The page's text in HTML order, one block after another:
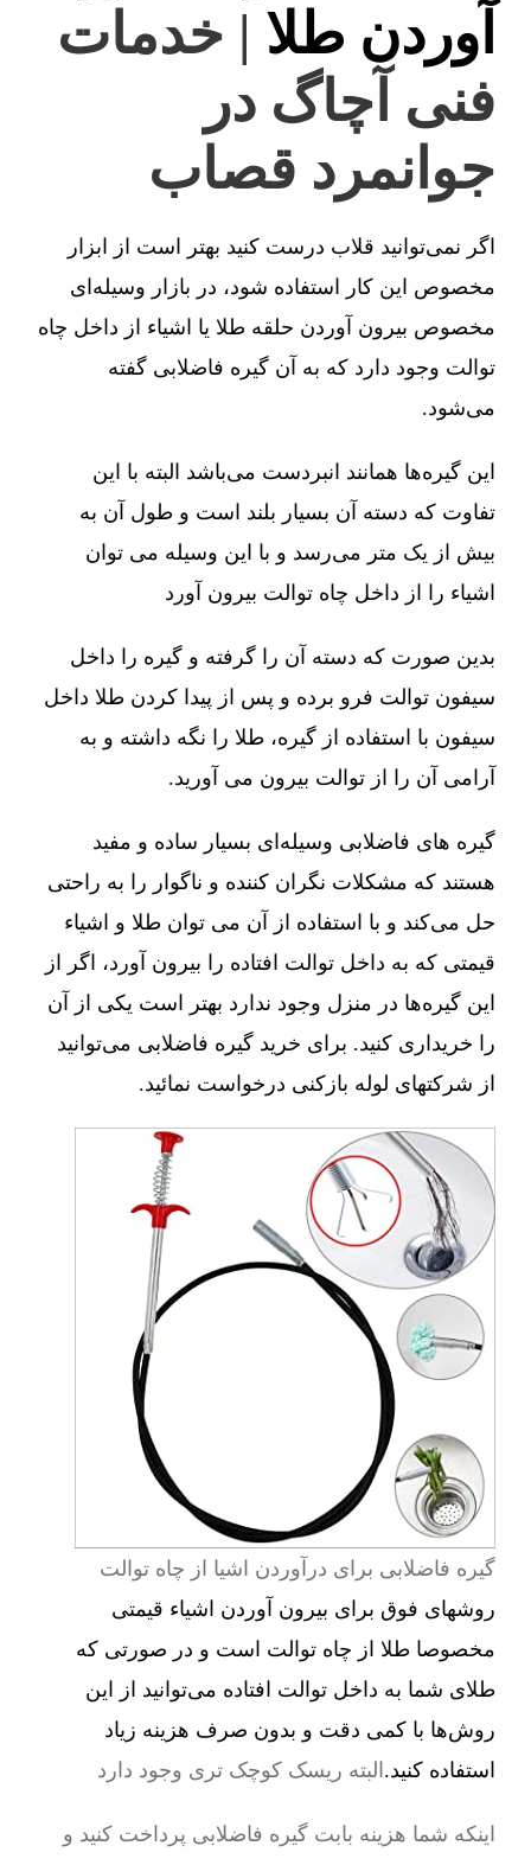
آوردن طلا | خدمات
فنی آچاگ در
جوانمرد قصاب
اگر نمی‌توانید قلاب درست کنید بهتر است از ابزار
مخصوص این کار استفاده شود، در بازار وسیله‌ای
مخصوص بیرون آوردن حلقه طلا یا اشیاء از داخل چاه
توالت وجود دارد که به آن گیره فاضلابی گفته
می‌شود.
این گیره‌ها همانند انبردست می‌باشد البته با این
تفاوت که دسته آن بسیار بلند است و طول آن به
بیش از یک متر می‌رسد و با این وسیله می توان
اشیاء را از داخل چاه توالت بیرون آورد
بدین صورت که دسته آن را گرفته و گیره را داخل
سیفون توالت فرو برده و پس از پیدا کردن طلا داخل
سیفون با استفاده از گیره، طلا را نگه داشته و به
آرامی آن را از توالت بیرون می آورید.
گیره های فاضلابی وسیله‌ای بسیار ساده و مفید
هستند که مشکلات نگران کننده و ناگوار را به راحتی
حل می‌کند و با استفاده از آن می توان طلا و اشیاء
قیمتی که به داخل توالت افتاده را بیرون آورد، اگر از
این گیره‌ها در منزل وجود ندارد بهتر است یکی از آن
را خریداری کنید. برای خرید گیره فاضلابی می‌توانید
از شرکتهای لوله بازکنی درخواست نمائید.
گیره فاضلابی برای درآوردن اشیا از چاه توالت
روشهای فوق برای بیرون آوردن اشیاء قیمتی
مخصوصا طلا از چاه توالت است و در صورتی که
طلای شما به داخل توالت افتاده می‌توانید از این
روش‌ها با کمی دقت و بدون صرف هزینه زیاد
استفاده کنید.البته ریسک کوچک تری وجود دارد
اینکه شما هزینه بابت گیره فاضلابی پرداخت کنید و